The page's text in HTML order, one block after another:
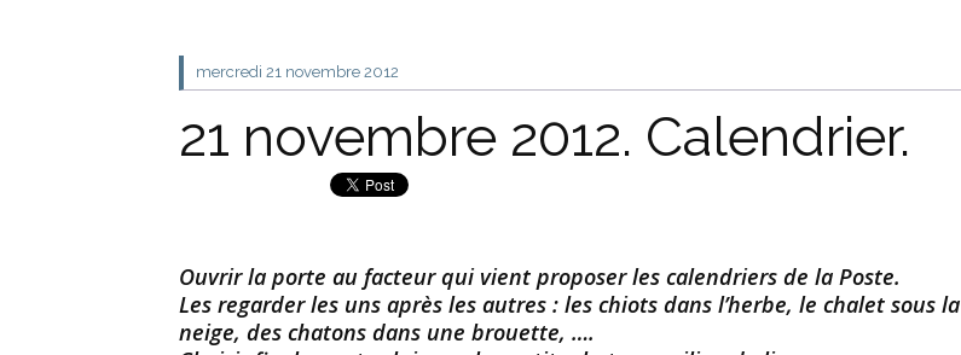
mercredi 21 novembre 2012
21 novembre 2012. Calendrier.
Ouvrir la porte au facteur qui vient proposer les calendriers de la Poste.
Les regarder les uns après les autres : les chiots dans l’herbe, le chalet sous la
neige, des chatons dans une brouette, ….